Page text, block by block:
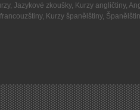
, Jazykové zkoušky, Kurzy angličtiny,
, Kurzy španělštiny,